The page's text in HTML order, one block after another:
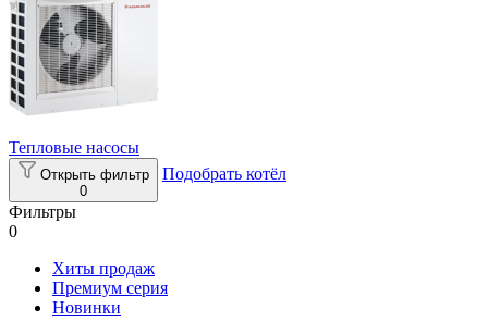
Тепловые насосы
Открыть фильтр
0
Подобрать котёл
Фильтры
0
Хиты продаж
Премиум серия
Новинки